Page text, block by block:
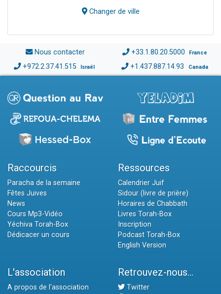
Changer de ville
Nous contacter +33.1.80.20.5000 France
+972.2.37.41.515 Israël +1.437.887.14.93 Canada
Raccourcis
Paracha de la semaine
Fêtes Juives
News
Cours Mp3-Vidéo
Yéchiva Torah-Box
Dédicacer un cours
Ressources
Calendrier Juif
Sidour (livre de prière)
Horaires de Chabbath
Livres Torah-Box
Inscription
Podcast Torah-Box
English Version
L'association
A propos de l'association
Retrouvez-nous...
Twitter